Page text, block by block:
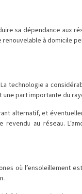
sa dépendance aux
à domicile
technologie a
part importante du
alternatif, et
au réseau.
où l’ensoleillement